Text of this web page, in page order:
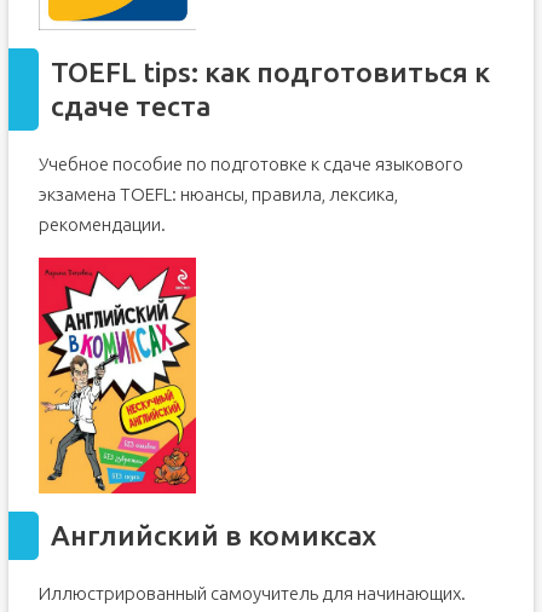
TOEFL tips: как подготовиться к
сдаче теста
Учебное пособие по подготовке к сдаче языкового
экзамена TOEFL: нюансы, правила, лексика,
рекомендации.
Английский в комиксах
Иллюстрированный самоучитель для начинающих.